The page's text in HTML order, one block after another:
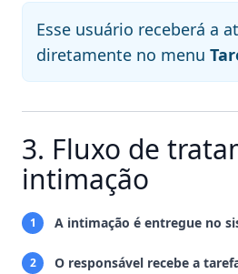
Esse usuário receberá a
diretamente no menu
3. Fluxo de
intimação
1 A intimação é entregue no
2
O responsável recebe a